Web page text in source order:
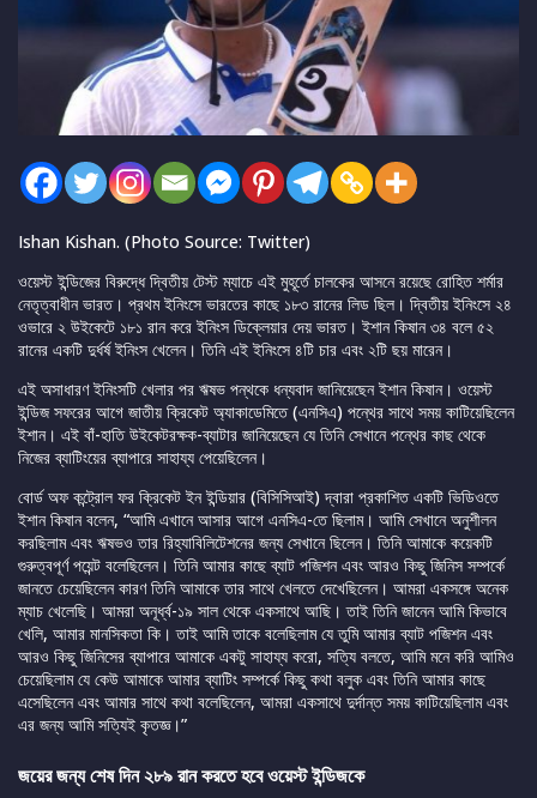
Ishan Kishan. (Photo Source: Twitter)
ওয়েস্ট ইন্ডিজের বিরুদ্ধে দ্বিতীয় টেস্ট ম্যাচে এই মুহূর্তে চালকের আসনে রয়েছে রোহিত শর্মার
নেতৃত্বাধীন ভারত। প্রথম ইনিংসে ভারতের কাছে ১৮৩ রানের লিড ছিল। দ্বিতীয় ইনিংসে ২৪
ওভারে ২ উইকেটে ১৮১ রান করে ইনিংস ডিক্লেয়ার দেয় ভারত। ইশান কিষান ৩৪ বলে ৫২
রানের একটি দুর্ধর্ষ ইনিংস খেলেন। তিনি এই ইনিংসে ৪টি চার এবং ২টি ছয় মারেন।
এই অসাধারণ ইনিংসটি খেলার পর ঋষভ পন্থকে ধন্যবাদ জানিয়েছেন ইশান কিষান। ওয়েস্ট
ইন্ডিজ সফরের আগে জাতীয় ক্রিকেট অ্যাকাডেমিতে (এনসিএ) পন্থের সাথে সময় কাটিয়েছিলেন
ইশান। এই বাঁ-হাতি উইকেটরক্ষক-ব্যাটার জানিয়েছেন যে তিনি সেখানে পন্থের কাছ থেকে
নিজের ব্যাটিংয়ের ব্যাপারে সাহায্য পেয়েছিলেন।
বোর্ড অফ কন্ট্রোল ফর ক্রিকেট ইন ইন্ডিয়ার (বিসিসিআই) দ্বারা প্রকাশিত একটি ভিডিওতে
ইশান কিষান বলেন, “আমি এখানে আসার আগে এনসিএ-তে ছিলাম। আমি সেখানে অনুশীলন
করছিলাম এবং ঋষভও তার রিহ্যাবিলিটেশনের জন্য সেখানে ছিলেন। তিনি আমাকে কয়েকটি
গুরুত্বপূর্ণ পয়েন্ট বলেছিলেন। তিনি আমার কাছে ব্যাট পজিশন এবং আরও কিছু জিনিস সম্পর্কে
জানতে চেয়েছিলেন কারণ তিনি আমাকে তার সাথে খেলতে দেখেছিলেন। আমরা একসঙ্গে অনেক
ম্যাচ খেলেছি। আমরা অনূর্ধ্ব-১৯ সাল থেকে একসাথে আছি। তাই তিনি জানেন আমি কিভাবে
খেলি, আমার মানসিকতা কি। তাই আমি তাকে বলেছিলাম যে তুমি আমার ব্যাট পজিশন এবং
আরও কিছু জিনিসের ব্যাপারে আমাকে একটু সাহায্য করো, সত্যি বলতে, আমি মনে করি আমিও
চেয়েছিলাম যে কেউ আমাকে আমার ব্যাটিং সম্পর্কে কিছু কথা বলুক এবং তিনি আমার কাছে
এসেছিলেন এবং আমার সাথে কথা বলেছিলেন, আমরা একসাথে দুর্দান্ত সময় কাটিয়েছিলাম এবং
এর জন্য আমি সত্যিই কৃতজ্ঞ।”
জয়ের জন্য শেষ দিন ২৮৯ রান করতে হবে ওয়েস্ট ইন্ডিজকে